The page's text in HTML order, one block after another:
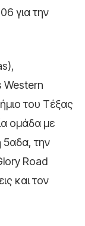
για την
Western
του Τέξας
ομάδα με
5αδα, την
Road
και τον